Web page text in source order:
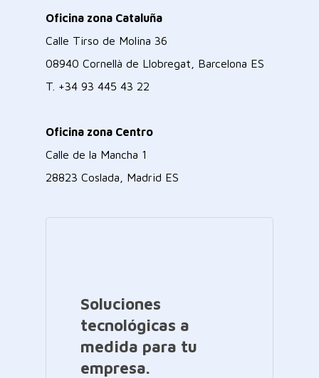
Oficina zona Cataluña
Calle Tirso de Molina 36
08940 Cornellà de Llobregat, Barcelona ES
T. +34 93 445 43 22
Oficina zona Centro
Calle de la Mancha 1
28823 Coslada, Madrid ES
Soluciones
tecnológicas a
medida para tu
empresa.